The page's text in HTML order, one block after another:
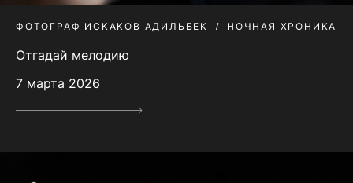
ФОТОГРАФ ИСКАКОВ АДИЛЬБЕК НОЧНАЯ ХРОНИКА
Отгадай мелодию
7 марта 2026